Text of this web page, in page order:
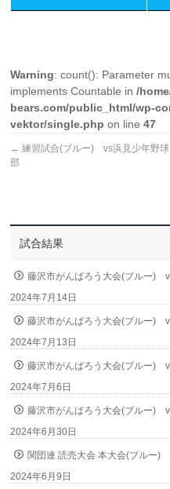
Warning: count(): Parameter
implements Countable in/
bears.com/public_html/wp-
vektor/single.php on line47
← 練習試合(ブルー) vs浜見少年野球
部
試合結果
藤沢市がんばろう大会(ブルー)
2024年7月14日
藤沢市がんばろう大会(ブルー)
2024年7月13日
藤沢市がんばろう大会(ブルー)
2024年7月6日
藤沢市がんばろう大会(ブルー)
2024年6月30日
関団連 読売大会 本大会(ブルー)
2024年6月9日